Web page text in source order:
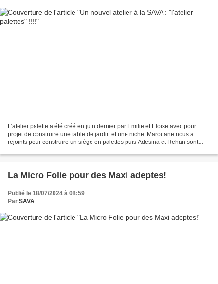
L’atelier palette a été créé en juin dernier par Emilie et Eloïse avec pour
projet de construire une table de jardin et une niche. Marouane nous a
rejoints pour construire un siège en palettes puis Adesina et Rehan sont
La Micro Folie pour des Maxi adeptes!
Publié le 18/07/2024 à 08:59
Par SAVA